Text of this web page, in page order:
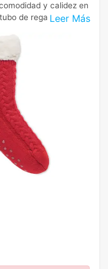
Leer Más
y calidez en
de regalo.